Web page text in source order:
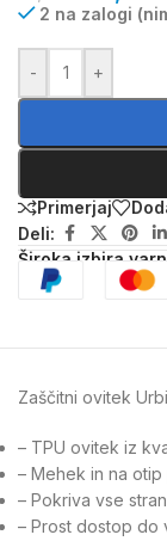
2 na zalogi
- +
Primerjaj
Deli:
Široka izbira
Zaščitni ovitek
– TPU ovitek iz
– Mehek in na otip
– Pokriva vse
– Prost dostop do